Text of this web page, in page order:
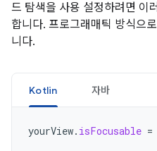
드 탐색을 사용 설정하려면 이
합니다. 프로그래매틱 방식으
니다.
Kotlin 자바
yourView. isFocusable =